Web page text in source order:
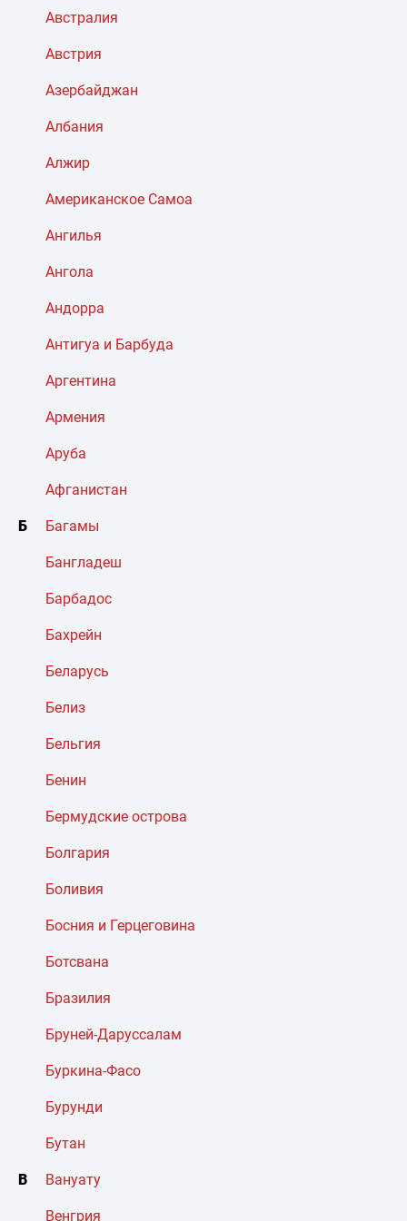
Австралия
Австрия
Азербайджан
Албания
Алжир
Американское Самоа
Ангилья
Ангола
Андорра
Антигуа и Барбуда
Аргентина
Армения
Аруба
Афганистан
Б Багамы
Бангладеш
Барбадос
Бахрейн
Беларусь
Белиз
Бельгия
Бенин
Бермудские острова
Болгария
Боливия
Босния и Герцеговина
Ботсвана
Бразилия
Бруней-Даруссалам
Буркина-Фасо
Бурунди
Бутан
В Вануату
Венгрия